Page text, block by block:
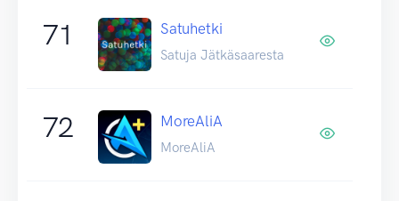
71 Satuhetki
Satuja Jätkäsaaresta
72 MoreAliA
MoreAliA